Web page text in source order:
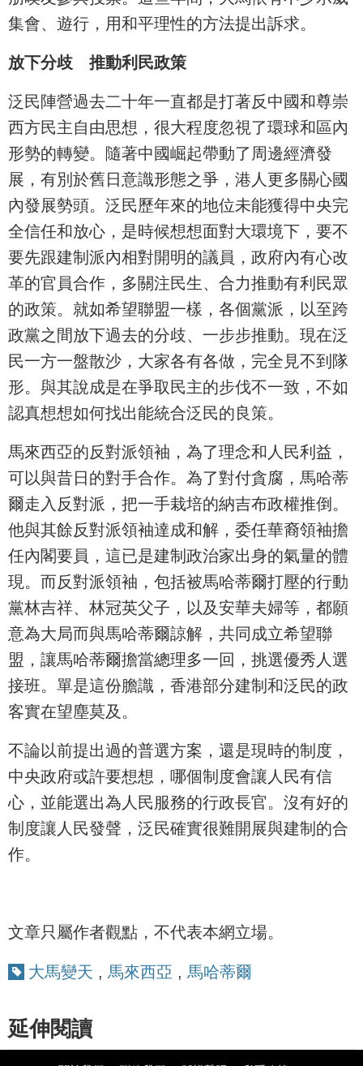
集會、遊行，用和平理性的方法提出訴求。
放下分歧 推動利民政策
泛民陣營過去二十年一直都是打著反中國和尊崇
西方民主自由思想，很大程度忽視了環球和區內
形勢的轉變。隨著中國崛起帶動了周邊經濟發
展，有別於舊日意識形態之爭，港人更多關心國
內發展勢頭。泛民歷年來的地位未能獲得中央完
全信任和放心，是時候想想面對大環境下，要不
要先跟建制派內相對開明的議員，政府內有心改
革的官員合作，多關注民生、合力推動有利民眾
的政策。就如希望聯盟一樣，各個黨派，以至跨
政黨之間放下過去的分歧、一步步推動。現在泛
民一方一盤散沙，大家各有各做，完全見不到隊
形。與其說成是在爭取民主的步伐不一致，不如
認真想想如何找出能統合泛民的良策。
馬來西亞的反對派領袖，為了理念和人民利益，
可以與昔日的對手合作。為了對付貪腐，馬哈蒂
爾走入反對派，把一手栽培的納吉布政權推倒。
他與其餘反對派領袖達成和解，委任華裔領袖擔
任內閣要員，這已是建制政治家出身的氣量的體
現。而反對派領袖，包括被馬哈蒂爾打壓的行動
黨林吉祥、林冠英父子，以及安華夫婦等，都願
意為大局而與馬哈蒂爾諒解，共同成立希望聯
盟，讓馬哈蒂爾擔當總理多一回，挑選優秀人選
接班。單是這份膽識，香港部分建制和泛民的政
客實在望塵莫及。
不論以前提出過的普選方案，還是現時的制度，
中央政府或許要想想，哪個制度會讓人民有信
心，並能選出為人民服務的行政長官。沒有好的
制度讓人民發聲，泛民確實很難開展與建制的合
作。
文章只屬作者觀點，不代表本網立場。
大馬變天 , 馬來西亞 , 馬哈蒂爾
延伸閱讀